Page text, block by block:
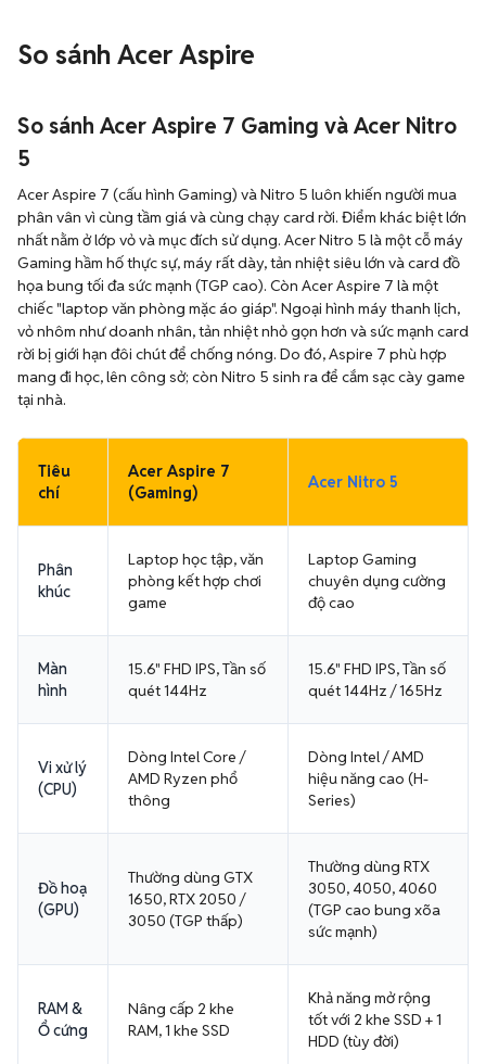
So sánh Acer Aspire
So sánh Acer Aspire 7 Gaming và Acer Nitro
5
Acer Aspire 7 (cấu hình Gaming) và Nitro 5 luôn khiến người mua
phân vân vì cùng tầm giá và cùng chạy card rời. Điểm khác biệt lớn
nhất nằm ở lớp vỏ và mục đích sử dụng. Acer Nitro 5 là một cỗ máy
Gaming hầm hố thực sự, máy rất dày, tản nhiệt siêu lớn và card đồ
họa bung tối đa sức mạnh (TGP cao). Còn Acer Aspire 7 là một
chiếc "laptop văn phòng mặc áo giáp". Ngoại hình máy thanh lịch,
vỏ nhôm như doanh nhân, tản nhiệt nhỏ gọn hơn và sức mạnh card
rời bị giới hạn đôi chút để chống nóng. Do đó, Aspire 7 phù hợp
mang đi học, lên công sở; còn Nitro 5 sinh ra để cắm sạc cày game
tại nhà.
Tiêu
chí
Acer Aspire 7
(Gaming)
Acer Nitro 5
Phân
khúc
Laptop học tập, văn
phòng kết hợp chơi
game
Laptop Gaming
chuyên dụng cường
độ cao
Màn
hình
15.6" FHD IPS, Tần số
quét 144Hz
15.6" FHD IPS, Tần số
quét 144Hz / 165Hz
Vi xử lý
(CPU)
Dòng Intel Core /
AMD Ryzen phổ
thông
Dòng Intel / AMD
hiệu năng cao (H-
Series)
Đồ hoạ
(GPU)
Thường dùng GTX
1650, RTX 2050 /
3050 (TGP thấp)
Thường dùng RTX
3050, 4050, 4060
(TGP cao bung xõa
sức mạnh)
RAM &
Ổ cứng
Nâng cấp 2 khe
RAM, 1 khe SSD
Khả năng mở rộng
tốt với 2 khe SSD + 1
HDD (tùy đời)